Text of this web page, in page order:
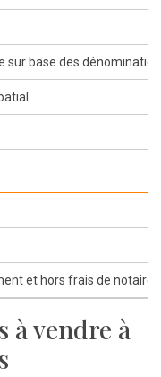
base des
et hors frais de notaire
à vendre à